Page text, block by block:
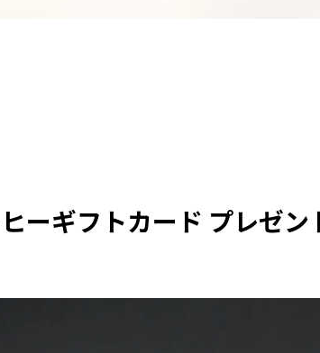
ーギフトカード プレゼン